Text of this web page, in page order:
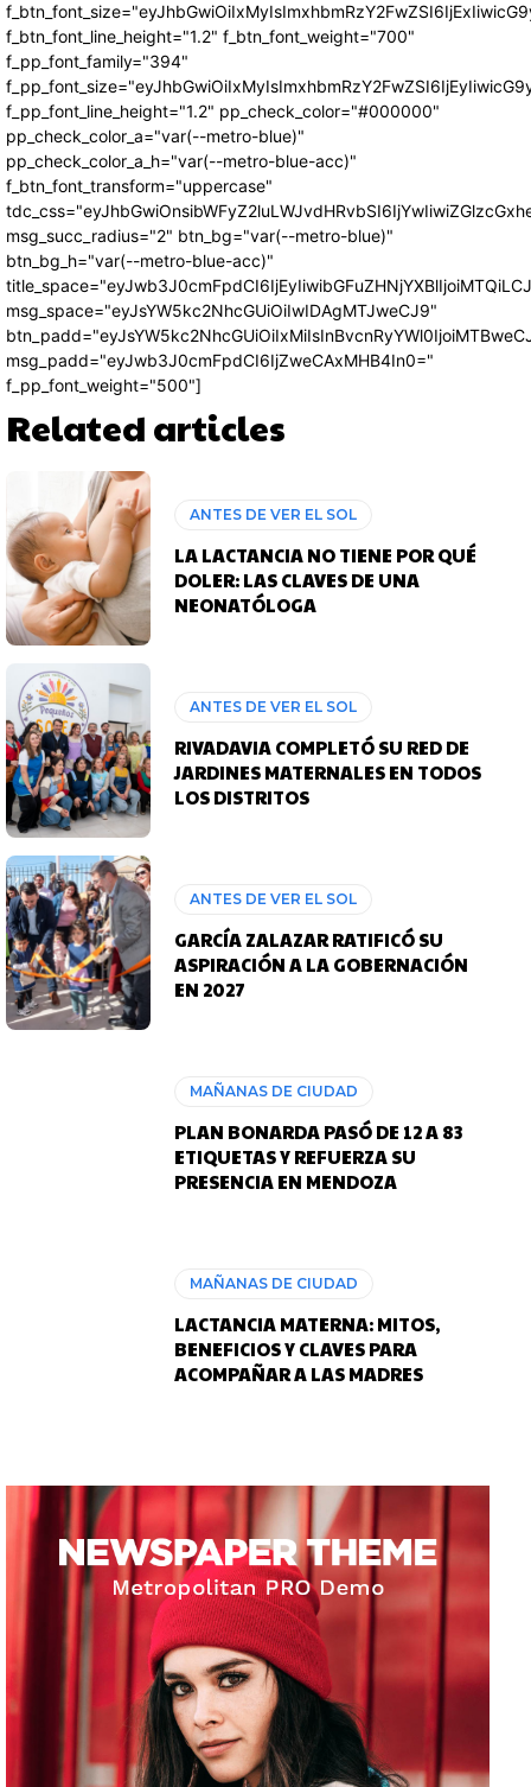
f_btn_font_line_height="1.2" f_btn_font_weight="700"
f_pp_font_family="394"
f_pp_font_line_height="1.2" pp_check_color="#000000"
pp_check_color_a="var(--metro-blue)"
pp_check_color_a_h="var(--metro-blue-acc)"
f_btn_font_transform="uppercase"
msg_succ_radius="2" btn_bg="var(--metro-blue)"
btn_bg_h="var(--metro-blue-acc)"
msg_space="eyJsYW5kc2NhcGUiOiIwIDAgMTJweCJ9"
msg_padd="eyJwb3J0cmFpdCI6IjZweCAxMHB4In0="
f_pp_font_weight="500"]
Related articles
ANTES DE VER EL SOL
LA LACTANCIA NO TIENE POR QUÉ
DOLER: LAS CLAVES DE UNA
NEONATÓLOGA
ANTES DE VER EL SOL
RIVADAVIA COMPLETÓ SU RED DE
JARDINES MATERNALES EN TODOS
LOS DISTRITOS
ANTES DE VER EL SOL
GARCÍA ZALAZAR RATIFICÓ SU
ASPIRACIÓN A LA GOBERNACIÓN
EN 2027
MAÑANAS DE CIUDAD
PLAN BONARDA PASÓ DE 12 A 83
ETIQUETAS Y REFUERZA SU
PRESENCIA EN MENDOZA
MAÑANAS DE CIUDAD
LACTANCIA MATERNA: MITOS,
BENEFICIOS Y CLAVES PARA
ACOMPAÑAR A LAS MADRES